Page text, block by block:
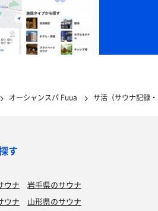
オーシャンスパ Fuua サ活（サウナ記録
す
ウナ
岩手県のサウナ
ウナ
山形県のサウナ